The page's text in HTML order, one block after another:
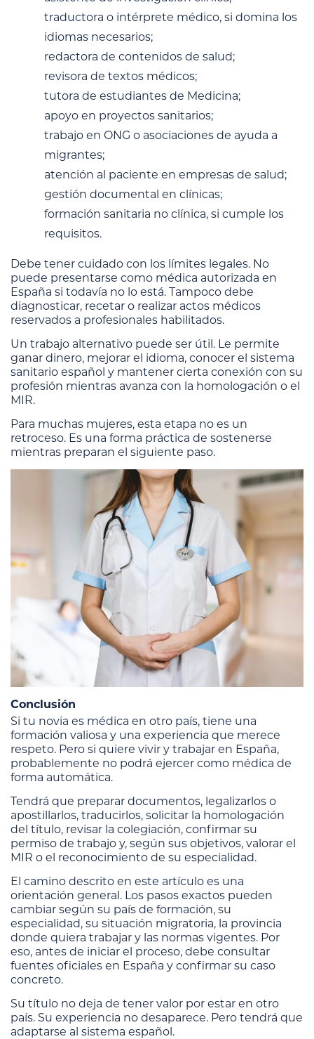
traductora o intérprete médico, si domina los
idiomas necesarios;
redactora de contenidos de salud;
revisora de textos médicos;
tutora de estudiantes de Medicina;
apoyo en proyectos sanitarios;
trabajo en ONG o asociaciones de ayuda a
migrantes;
atención al paciente en empresas de salud;
gestión documental en clínicas;
formación sanitaria no clínica, si cumple los
requisitos.
Debe tener cuidado con los límites legales. No
puede presentarse como médica autorizada en
España si todavía no lo está. Tampoco debe
diagnosticar, recetar o realizar actos médicos
reservados a profesionales habilitados.
Un trabajo alternativo puede ser útil. Le permite
ganar dinero, mejorar el idioma, conocer el sistema
sanitario español y mantener cierta conexión con su
profesión mientras avanza con la homologación o el
MIR.
Para muchas mujeres, esta etapa no es un
retroceso. Es una forma práctica de sostenerse
mientras preparan el siguiente paso.
Conclusión
Si tu novia es médica en otro país, tiene una
formación valiosa y una experiencia que merece
respeto. Pero si quiere vivir y trabajar en España,
probablemente no podrá ejercer como médica de
forma automática.
Tendrá que preparar documentos, legalizarlos o
apostillarlos, traducirlos, solicitar la homologación
del título, revisar la colegiación, confirmar su
permiso de trabajo y, según sus objetivos, valorar el
MIR o el reconocimiento de su especialidad.
El camino descrito en este artículo es una
orientación general. Los pasos exactos pueden
cambiar según su país de formación, su
especialidad, su situación migratoria, la provincia
donde quiera trabajar y las normas vigentes. Por
eso, antes de iniciar el proceso, debe consultar
fuentes oficiales en España y confirmar su caso
concreto.
Su título no deja de tener valor por estar en otro
país. Su experiencia no desaparece. Pero tendrá que
adaptarse al sistema español.